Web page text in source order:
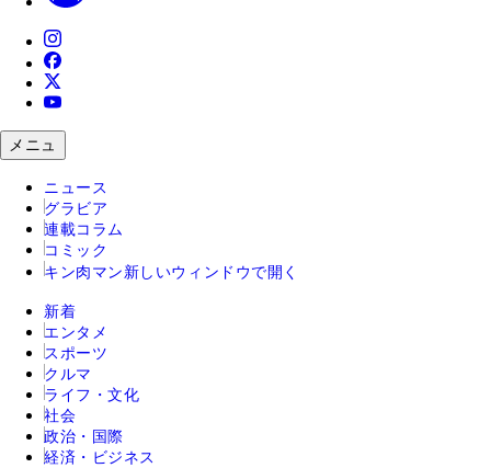
メニュ
ニュース
グラビア
連載コラム
コミック
キン肉マン 新しいウィンドウで開く
新着
エンタメ
スポーツ
クルマ
ライフ・文化
社会
政治・国際
経済・ビジネス